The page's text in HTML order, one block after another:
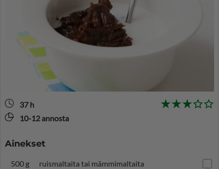
37 h
10-12 annosta
Ainekset
500 g ruismaltaita tai mämmimaltaita